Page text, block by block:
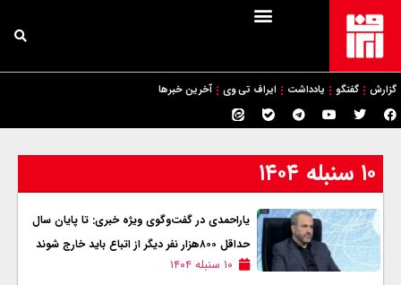
گزارش گفتگو یادداشت ایراف تی وی آخرین خبرها
۱۰ سنبله ۱۴۰۴
یاراحمدی در گفت‌وگوی ویژه خبری: تا پایان سال
حداقل ۸۰۰هزار نفر دیگر از اتباع باید خارج شوند
۱۰ سنبله ۱۴۰۴